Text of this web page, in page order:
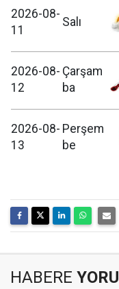
2026-08-
11
Salı
2026-08-
12
Çarşam
ba
2026-08-
13
Perşem
be
HABERE